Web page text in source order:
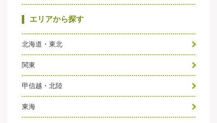
エリアから探す
北海道・東北
関東
甲信越・北陸
東海